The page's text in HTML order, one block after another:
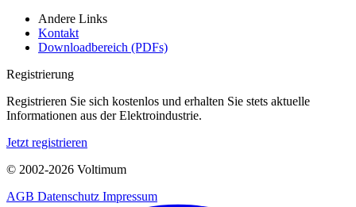
Andere Links
Kontakt
Downloadbereich (PDFs)
Registrierung
Registrieren Sie sich kostenlos und erhalten Sie stets aktuelle
Informationen aus der Elektroindustrie.
Jetzt registrieren
© 2002-2026 Voltimum
AGB Datenschutz Impressum